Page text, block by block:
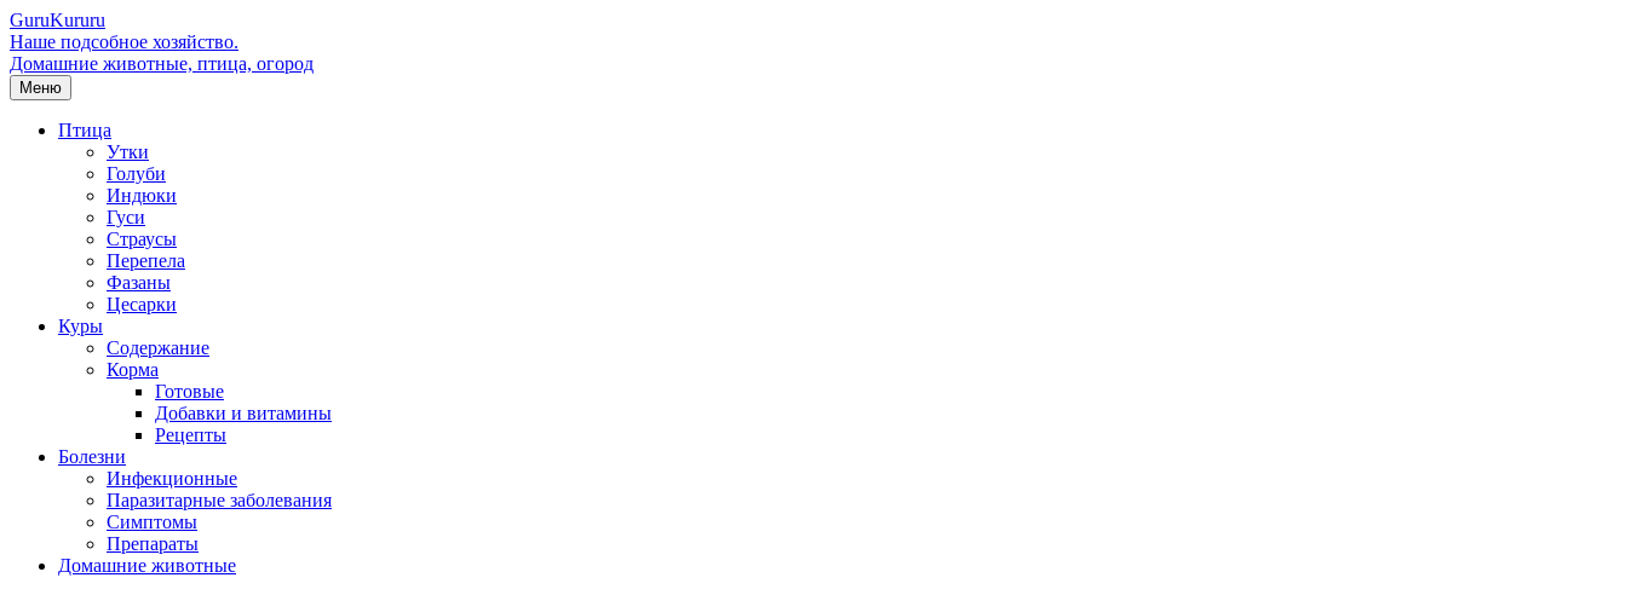
GuruKururu
Наше подсобное хозяйство.
Домашние животные, птица, огород
Меню
Птица
Утки
Голуби
Индюки
Гуси
Страусы
Перепела
Фазаны
Цесарки
Куры
Содержание
Корма
Готовые
Добавки и витамины
Рецепты
Болезни
Инфекционные
Паразитарные заболевания
Симптомы
Препараты
Домашние животные